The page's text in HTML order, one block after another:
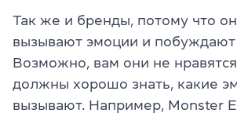
Так же и бренды, потому что
вызывают эмоции и побуждают
Возможно, вам они не
должны хорошо знать, какие
вызывают. Например, Monster